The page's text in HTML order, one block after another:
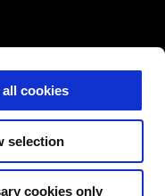
cookies
selection
cookies only